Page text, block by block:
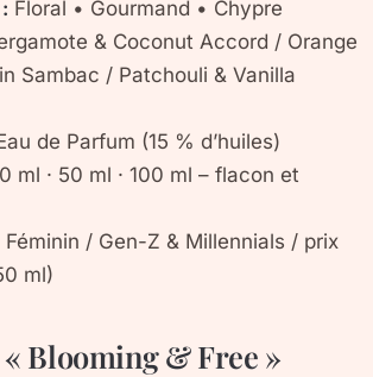
Floral • Gourmand • Chypre
& Coconut Accord / Orange
Sambac / Patchouli & Vanilla
de Parfum (15 % d’huiles)
ml · 50 ml · 100 ml – flacon et
Féminin / Gen-Z & Millennials / prix
ml)
Blooming & Free »